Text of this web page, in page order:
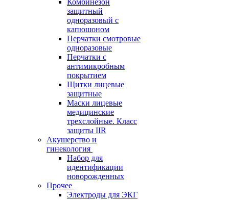
Комбинезон
защитный
одноразовый с
капюшоном
Перчатки смотровые
одноразовые
Перчатки с
антимикробным
покрытием
Щитки лицевые
защитные
Маски лицевые
медицинские
трехслойные. Класс
защиты IIR
Акушерство и
гинекология
Набор для
идентификации
новорожденных
Прочее
Электроды для ЭКГ